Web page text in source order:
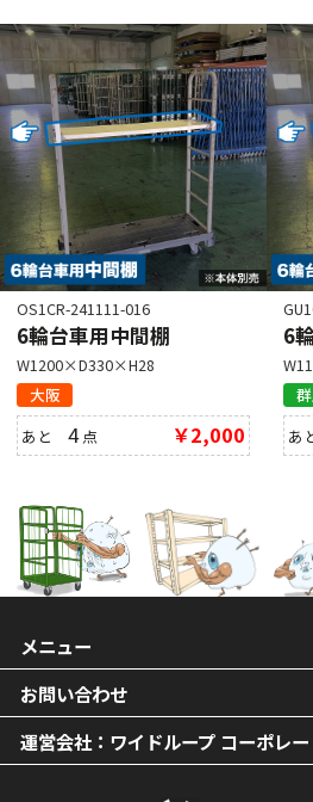
OS1CR-241111-016
6輪台車用中間棚
W1200×D330×H28
大阪
あと4点 ￥2,000
6
あ
メニュー
お問い合わせ
運営会社：ワイドループ コーポレ